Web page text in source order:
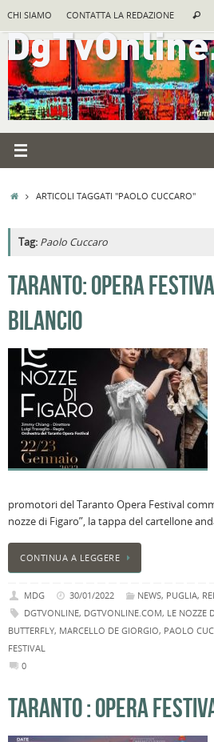
contenuto
CHI SIAMO CONTATTA LA REDAZIONE Cerca
HOMEARTICOLI TAGGATI "PAOLO CUCCARO"
Tag: Paolo Cuccaro
TARANTO: OPERA
BILANCIO
promotori del Taranto Opera Festival
nozze di Figaro”, la tappa del cartellone
CONTINUA A LEGGERE
MDG 30/01/2022 NEWS, PUGLIA,
DGTVONLINE, DGTVONLINE.COM, LE NOZZE
BUTTERFLY, MARCELLO DE GIORGIO, PAOLO
FESTIVAL
0
TARANTO : OPERA